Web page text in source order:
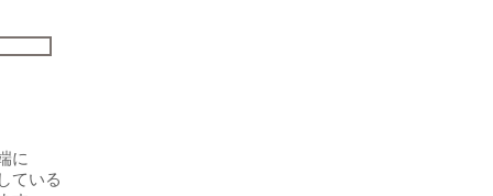
に
ている